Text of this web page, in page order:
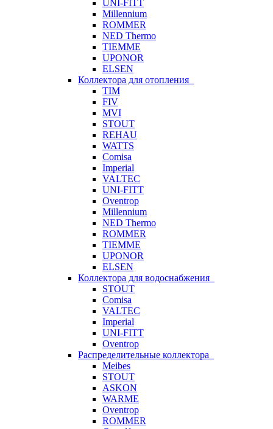
UNI-FITT
Millennium
ROMMER
NED Thermo
TIEMME
UPONOR
ELSEN
Коллектора для отопления
TIM
FIV
MVI
STOUT
REHAU
WATTS
Comisa
Imperial
VALTEC
UNI-FITT
Oventrop
Millennium
NED Thermo
ROMMER
TIEMME
UPONOR
ELSEN
Коллектора для водоснабжения
STOUT
Comisa
VALTEC
Imperial
UNI-FITT
Oventrop
Распределительные коллектора
Meibes
STOUT
ASKON
WARME
Oventrop
ROMMER